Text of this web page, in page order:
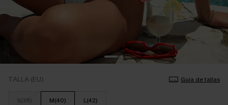
TALLA (EU) Guía de tallas
S(38) M(40) L(42)